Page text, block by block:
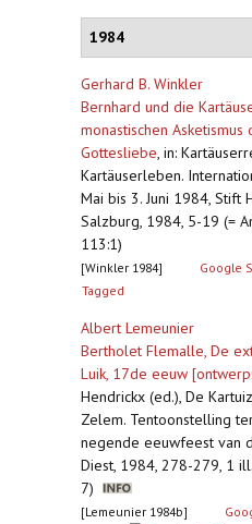
1984
Gerhard B. Winkler
Bernhard und die
monastischen
Gottesliebe, in:
Kartäuserleben.
Mai bis 3. Juni 1984, Stift
Salzburg, 1984, 5-19 (=
113:1)
[Winkler 1984] Google
Tagged
Albert Lemeunier
Bertholet Flemalle, De
Luik, 17de eeuw
Hendrickx (ed.), De
Zelem. Tentoonstelling
negende eeuwfeest van
Diest, 1984, 278-279, 1
7)
[Lemeunier 1984b]